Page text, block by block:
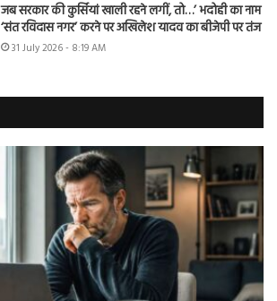
जब सरकार की कुर्सियां खाली रहने लगीं, तो…’ भदोही का नाम
‘संत रविदास नगर’ करने पर अखिलेश यादव का बीजेपी पर तंज
31 July 2026 - 8:19 AM